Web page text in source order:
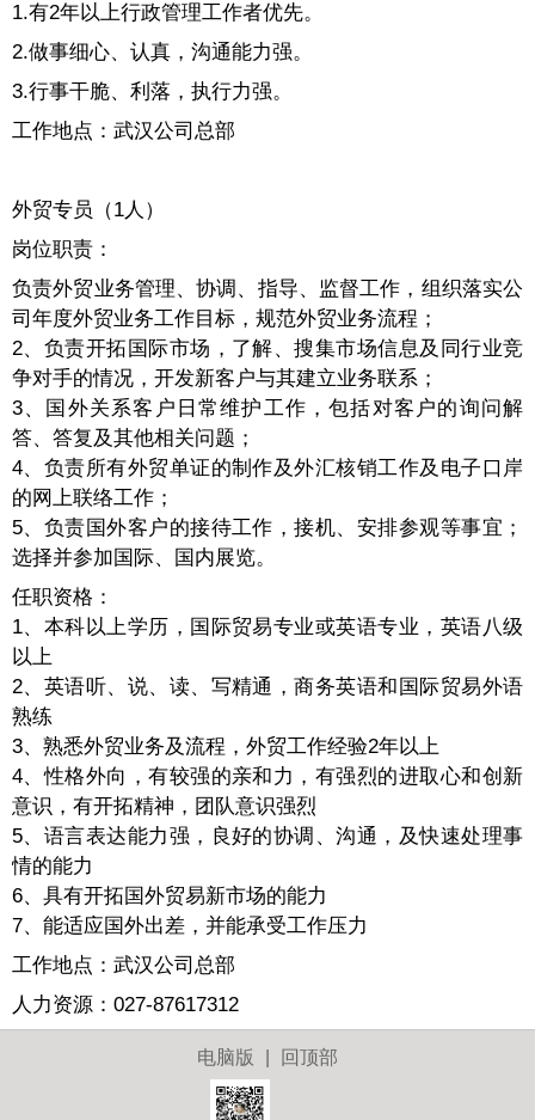
1.有2年以上行政管理工作者优先。
2.做事细心、认真，沟通能力强。
3.行事干脆、利落，执行力强。
工作地点：武汉公司总部
外贸专员（1人）
岗位职责：
负责外贸业务管理、协调、指导、监督工作，组织落实公
司年度外贸业务工作目标，规范外贸业务流程；
2、负责开拓国际市场，了解、搜集市场信息及同行业竞
争对手的情况，开发新客户与其建立业务联系；
3、国外关系客户日常维护工作，包括对客户的询问解
答、答复及其他相关问题；
4、负责所有外贸单证的制作及外汇核销工作及电子口岸
的网上联络工作；
5、负责国外客户的接待工作，接机、安排参观等事宜；
选择并参加国际、国内展览。
任职资格：
1、本科以上学历，国际贸易专业或英语专业，英语八级
以上
2、英语听、说、读、写精通，商务英语和国际贸易外语
熟练
3、熟悉外贸业务及流程，外贸工作经验2年以上
4、性格外向，有较强的亲和力，有强烈的进取心和创新
意识，有开拓精神，团队意识强烈
5、语言表达能力强，良好的协调、沟通，及快速处理事
情的能力
6、具有开拓国外贸易新市场的能力
7、能适应国外出差，并能承受工作压力
工作地点：武汉公司总部
人力资源：027-87617312
电脑版 回顶部